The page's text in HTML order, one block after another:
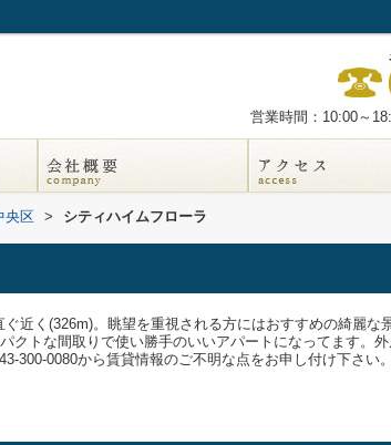
営業時間：10:00～
央区 > シティハイムフローラ
近く(326m)。眺望を重視される方にはおすすめの綺麗な
クトな間取りで使い勝手のいいアパートになってます。
300-0080から賃貸情報のご不明な点をお申し付け下さい。